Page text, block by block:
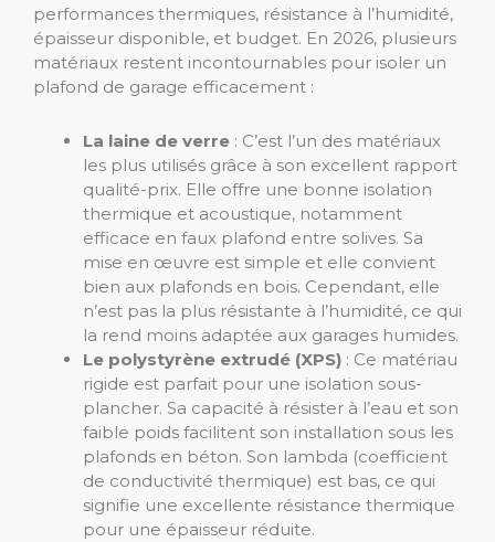
performances thermiques, résistance à l’humidité,
épaisseur disponible, et budget. En 2026, plusieurs
matériaux restent incontournables pour isoler un
plafond de garage efficacement :
La laine de verre : C’est l’un des matériaux
les plus utilisés grâce à son excellent rapport
qualité-prix. Elle offre une bonne isolation
thermique et acoustique, notamment
efficace en faux plafond entre solives. Sa
mise en œuvre est simple et elle convient
bien aux plafonds en bois. Cependant, elle
n’est pas la plus résistante à l’humidité, ce qui
la rend moins adaptée aux garages humides.
Le polystyrène extrudé (XPS) : Ce matériau
rigide est parfait pour une isolation sous-
plancher. Sa capacité à résister à l’eau et son
faible poids facilitent son installation sous les
plafonds en béton. Son lambda (coefficient
de conductivité thermique) est bas, ce qui
signifie une excellente résistance thermique
pour une épaisseur réduite.